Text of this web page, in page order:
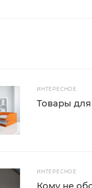
ИНТЕРЕСНОЕ
Товары для
ИНТЕРЕСНОЕ